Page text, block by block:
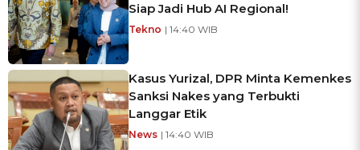
Siap Jadi Hub AI Regional!
Tekno | 14:40 WIB
Kasus Yurizal, DPR Minta Kemenkes
Sanksi Nakes yang Terbukti
Langgar Etik
News | 14:40 WIB